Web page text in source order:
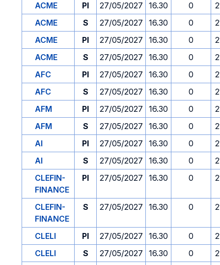
ACME
PI 27/05/2027 16.30 0
ACME
S 27/05/2027 16.30 0
ACME
PI 27/05/2027 16.30 0
ACME
S 27/05/2027 16.30 0
AFC
PI 27/05/2027 16.30 0
AFC
S 27/05/2027 16.30 0
AFM
PI 27/05/2027 16.30 0
AFM
S 27/05/2027 16.30 0
AI
PI 27/05/2027 16.30 0
AI
S 27/05/2027 16.30 0
CLEFIN-
FINANCE
PI 27/05/2027 16.30 0
CLEFIN-
FINANCE
S 27/05/2027 16.30 0
CLELI PI 27/05/2027 16.30 0
CLELI
S 27/05/2027 16.30 0